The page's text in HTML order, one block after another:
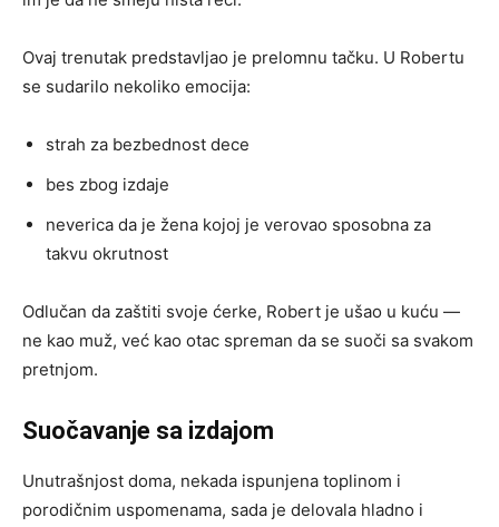
Ovaj trenutak predstavljao je prelomnu tačku. U Robertu
se sudarilo nekoliko emocija:
strah za bezbednost dece
bes zbog izdaje
neverica da je žena kojoj je verovao sposobna za
takvu okrutnost
Odlučan da zaštiti svoje ćerke, Robert je ušao u kuću —
ne kao muž, već kao otac spreman da se suoči sa svakom
pretnjom.
Suočavanje sa izdajom
Unutrašnjost doma, nekada ispunjena toplinom i
porodičnim uspomenama, sada je delovala hladno i